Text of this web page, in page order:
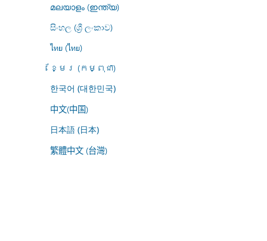
മലയാളം (ഇന്ത്യ)
සිංහල (ශ්‍රී ලංකාව)
ไทย (ไทย)
ខ្មែរ (កម្ពុជា)
한국어 (대한민국)
中文(中国)
日本語 (日本)
繁體中文 (台灣)